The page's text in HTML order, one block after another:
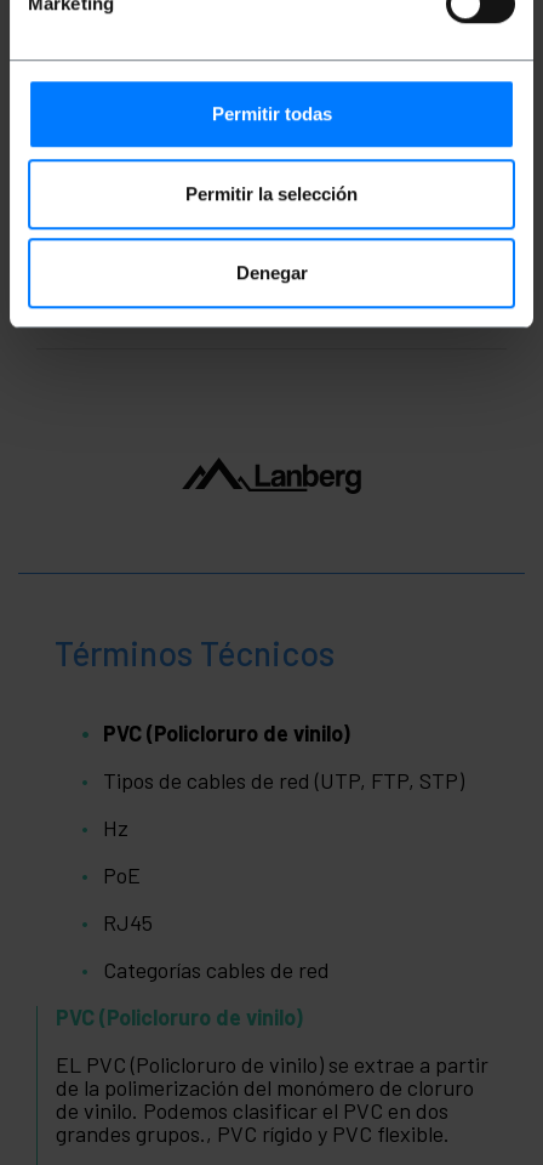
Permitir todas
Permitir la selección
Denegar
Medidas y pesos
Peso bruto: 18 g
alto): 10.0 x 10.0 x 1.0 cm
Medidas del paquete: 12.0 x 12.0 x 1.0 cm
Términos Técnicos
PVC (Policloruro de vinilo)
Tipos de cables de red (UTP, FTP, STP)
Hz
PoE
RJ45
Categorías cables de red
PVC (Policloruro de vinilo)
EL PVC (Policloruro de vinilo) se extrae a partir
de la polimerización del monómero de cloruro
de vinilo. Podemos clasificar el PVC en dos
grandes grupos., PVC rígido y PVC flexible.